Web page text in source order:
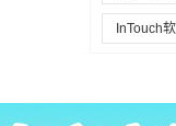
InTouch